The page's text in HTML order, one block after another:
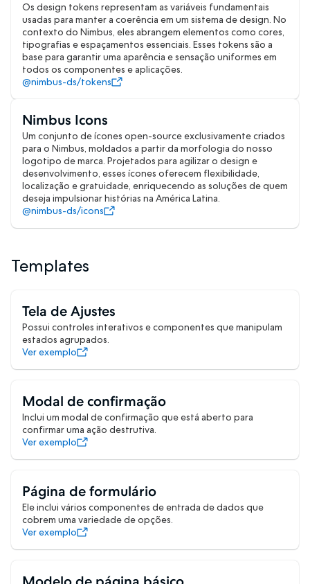
Os design tokens representam as variáveis fundamentais
usadas para manter a coerência em um sistema de design. No
contexto do Nimbus, eles abrangem elementos como cores,
tipografias e espaçamentos essenciais. Esses tokens são a
base para garantir uma aparência e sensação uniformes em
todos os componentes e aplicações.
@nimbus-ds/tokens
Nimbus Icons
Um conjunto de ícones open-source exclusivamente criados
para o Nimbus, moldados a partir da morfologia do nosso
logotipo de marca. Projetados para agilizar o design e
desenvolvimento, esses ícones oferecem flexibilidade,
localização e gratuidade, enriquecendo as soluções de quem
deseja impulsionar histórias na América Latina.
@nimbus-ds/icons
Templates
Tela de Ajustes
Possui controles interativos e componentes que manipulam
estados agrupados.
Ver exemplo
Modal de confirmação
Inclui um modal de confirmação que está aberto para
confirmar uma ação destrutiva.
Ver exemplo
Página de formulário
Ele inclui vários componentes de entrada de dados que
cobrem uma variedade de opções.
Ver exemplo